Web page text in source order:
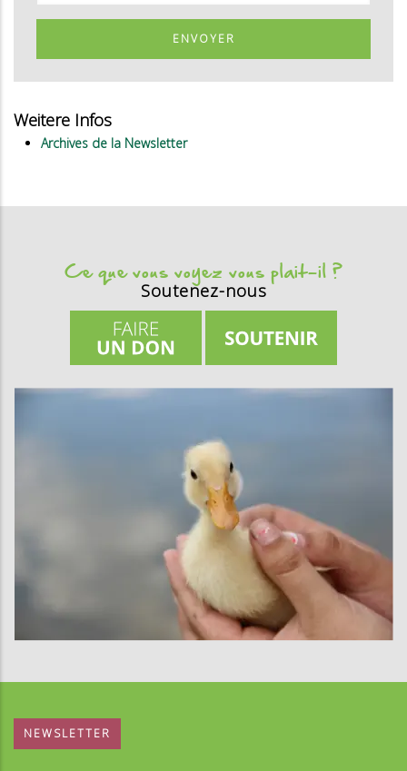
ENVOYER
Weitere Infos
Archives de la Newsletter
Ce que vous voyez vous plait-il ?
Soutenez-nous
NEWSLETTER